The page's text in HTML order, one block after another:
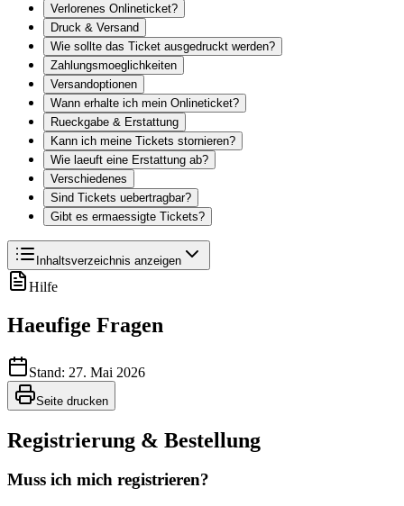
Verlorenes Onlineticket?
Druck & Versand
Wie sollte das Ticket ausgedruckt werden?
Zahlungsmoeglichkeiten
Versandoptionen
Wann erhalte ich mein Onlineticket?
Rueckgabe & Erstattung
Kann ich meine Tickets stornieren?
Wie laeuft eine Erstattung ab?
Verschiedenes
Sind Tickets uebertragbar?
Gibt es ermaessigte Tickets?
Inhaltsverzeichnis anzeigen
Hilfe
Haeufige Fragen
Stand: 27. Mai 2026
Seite drucken
Registrierung & Bestellung
Muss ich mich registrieren?